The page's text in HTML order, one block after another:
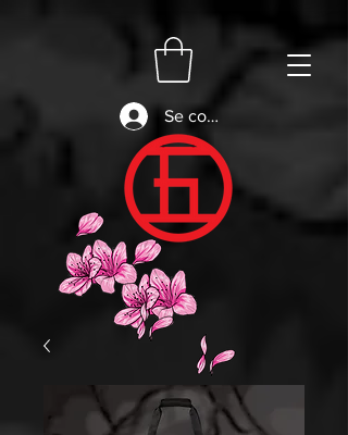
Se connecter